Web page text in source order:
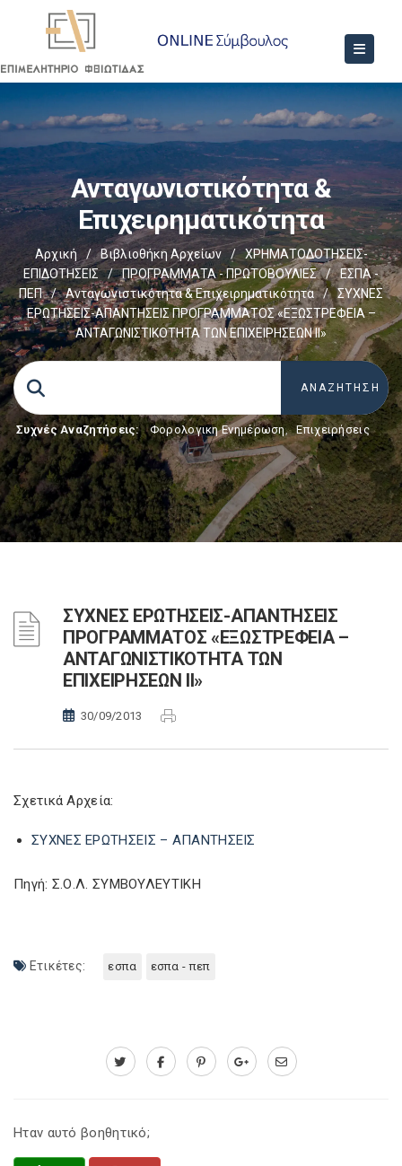
Ανταγωνιστικότητα &
Επιχειρηματικότητα
Αρχική / Βιβλιοθήκη Αρχείων /
ΧΡΗΜΑΤΟΔΟΤΗΣΕΙΣ-
ΕΠΙΔΟΤΗΣΕΙΣ
/ ΠΡΟΓΡΑΜΜΑΤΑ - ΠΡΩΤΟΒΟΥΛΙΕΣ /
ΕΣΠΑ -
ΠΕΠ
/ Ανταγωνιστικότητα & Επιχειρηματικότητα /
ΣΥΧΝΕΣ
ΕΡΩΤΗΣΕΙΣ-ΑΠΑΝΤΗΣΕΙΣ ΠΡΟΓΡΑΜΜΑΤΟΣ «ΕΞΩΣΤΡΕΦΕΙΑ –
ΑΝΤΑΓΩΝΙΣΤΙΚΟΤΗΤΑ ΤΩΝ ΕΠΙΧΕΙΡΗΣΕΩΝ ΙΙ»
Συχνές Αναζητήσεις: Φορολογικη Ενημέρωση, Επιχειρήσεις
ΣΥΧΝΕΣ ΕΡΩΤΗΣΕΙΣ-ΑΠΑΝΤΗΣΕΙΣ
ΠΡΟΓΡΑΜΜΑΤΟΣ «ΕΞΩΣΤΡΕΦΕΙΑ –
ΑΝΤΑΓΩΝΙΣΤΙΚΟΤΗΤΑ ΤΩΝ
ΕΠΙΧΕΙΡΗΣΕΩΝ ΙΙ»
30/09/2013
Σχετικά Αρχεία:
ΣΥΧΝΕΣ ΕΡΩΤΗΣΕΙΣ – ΑΠΑΝΤΗΣΕΙΣ
Πηγή: Σ.Ο.Λ. ΣΥΜΒΟΥΛΕΥΤΙΚΗ
Ετικέτες: εσπα εσπα - πεπ
Ηταν αυτό βοηθητικό;